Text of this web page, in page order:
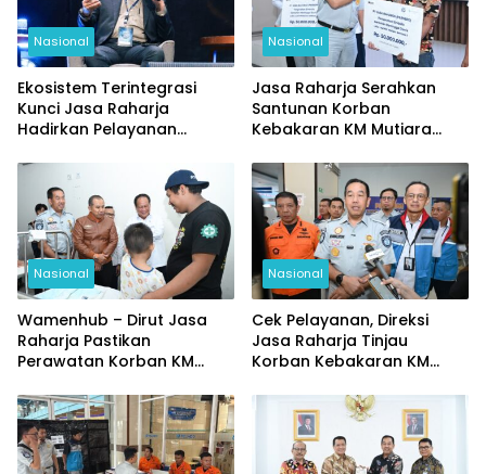
Nasional
Ekosistem Terintegrasi
Kunci Jasa Raharja
Hadirkan Pelayanan
Nasional
Jasa Raharja Serahkan
Santunan Korban
Kebakaran KM Mutiara
Nasional
Wamenhub – Dirut Jasa
Raharja Pastikan
Perawatan Korban KM
Nasional
Cek Pelayanan, Direksi
Jasa Raharja Tinjau
Korban Kebakaran KM